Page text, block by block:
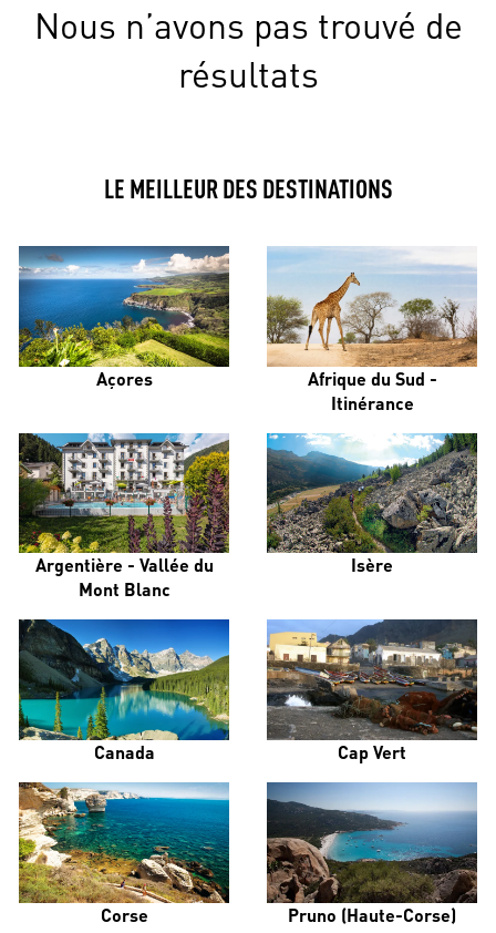
Nous n’avons pas trouvé de
résultats
LE MEILLEUR DES DESTINATIONS
Açores
Afrique du Sud -
Itinérance
Argentière - Vallée du
Mont Blanc
Isère
Canada Cap Vert
Corse Pruno (Haute-Corse)